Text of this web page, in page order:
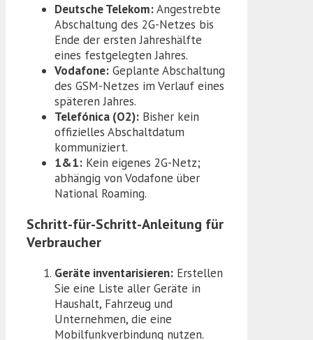
Deutsche Telekom:Angestrebte
Abschaltung des 2G-Netzes bis
Ende der ersten Jahreshälfte
eines festgelegten Jahres.
Vodafone: Geplante Abschaltung
des GSM-Netzes im Verlauf eines
späteren Jahres.
Telefónica (O2): Bisher kein
offizielles Abschaltdatum
kommuniziert.
1&1: Kein eigenes 2G-Netz;
abhängig von Vodafone über
National Roaming.
Schritt-für-Schritt-Anleitung für
Verbraucher
Geräte inventarisieren: Erstellen
Sie eine Liste aller Geräte in
Haushalt, Fahrzeug und
Unternehmen, die eine
Mobilfunkverbindung nutzen.